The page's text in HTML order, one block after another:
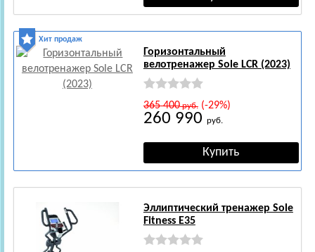
Хит продаж
Горизонтальный
велотренажер Sole LCR (2023)
365 400руб.(-29%)
260 990 руб.
Эллиптический тренажер Sole
Fitness E35